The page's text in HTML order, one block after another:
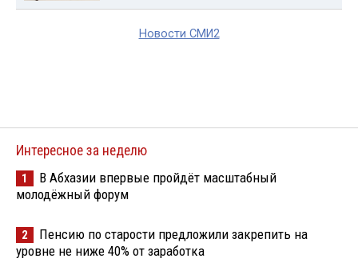
Новости СМИ2
Интересное за неделю
1
В Абхазии впервые пройдёт масштабный
молодёжный форум
2
Пенсию по старости предложили закрепить на
уровне не ниже 40% от заработка